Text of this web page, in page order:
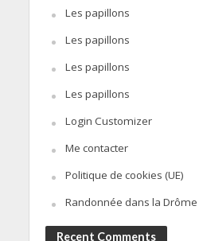
Les papillons
Les papillons
Les papillons
Les papillons
Login Customizer
Me contacter
Politique de cookies (UE)
Randonnée dans la Drôme
Recent Comments